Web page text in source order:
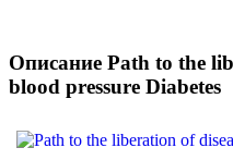
Описание Path to the
blood pressure Diabetes